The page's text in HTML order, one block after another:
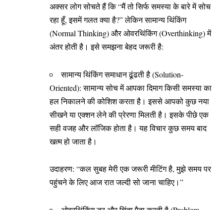
​अक्सर लोग सोचते हैं कि “मैं तो सिर्फ समस्या के बारे में सोच
रहा हूँ, इसमें गलत क्या है?” लेकिन सामान्य थिंकिंग
(Normal Thinking) और ओवरथिंकिंग (Overthinking) में
अंतर होती है। इसे समझना बेहद जरूरी है:
सामान्य थिंकिंग समाधान ढूंढती है (Solution-
Oriented): सामान्य सोच में आपका दिमाग किसी समस्या का
हल निकालने की कोशिश करता है। इससे आपको कुछ नया
सीखने या एक्शन लेने की प्रेरणा मिलती है। इसके पीछे एक
सही वजह और लॉजिक होता है। यह विचार कुछ समय बाद
खत्म हो जाता है।
​उदाहरण: “कल सुबह मेरी एक जरूरी मीटिंग है, मुझे समय पर
पहुंचने के लिए आज रात जल्दी सो जाना चाहिए।”